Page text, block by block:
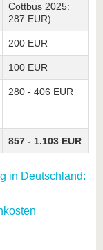
Cottbus 2025:
287 EUR)
200 EUR
100 EUR
280 - 406 EUR
857 - 1.103 EUR
in Deutschland: